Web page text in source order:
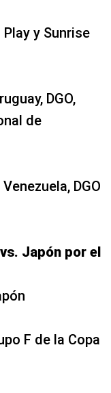
Play y Sunrise
DGO,
de
DGO
Japón por el
F de la Copa